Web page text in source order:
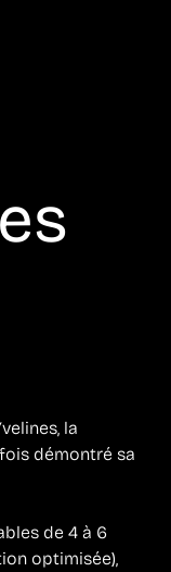
la
démontré sa
de 4 à 6
optimisée),